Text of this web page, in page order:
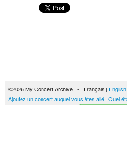
©2026 My Concert Archive - Français | English
Ajoutez un concert auquel vous êtes allé | Quel